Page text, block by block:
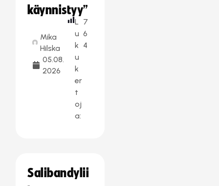
käynnistyy”
Mika
Hilska
05.08.
2026
L
u
k
u
k
er
t
oj
a:
7
6
4
Salibandylii